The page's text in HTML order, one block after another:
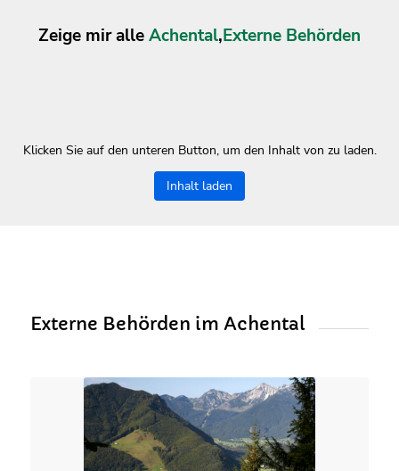
Zeige mir alleAchental,Externe Behörden
Klicken Sie auf den unteren Button, um den Inhalt von zu laden.
Inhalt laden
Externe Behörden im Achental